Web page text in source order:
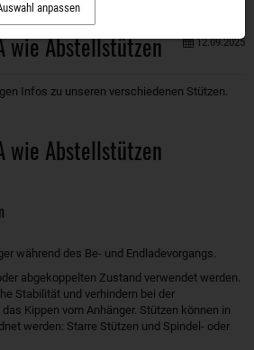
12.09.2025
wie Abstellstützen
Infos zu unseren verschiedenen Stützen.
wie Abstellstützen
während des Be- und Endladevorgangs.
abgekoppelten Zustand verwendet werden.
Stabilität und verhindern bei der
Kippen vom Anhänger. Stützen können in
werden: Starre Stützen und Spindel- oder
anpassen